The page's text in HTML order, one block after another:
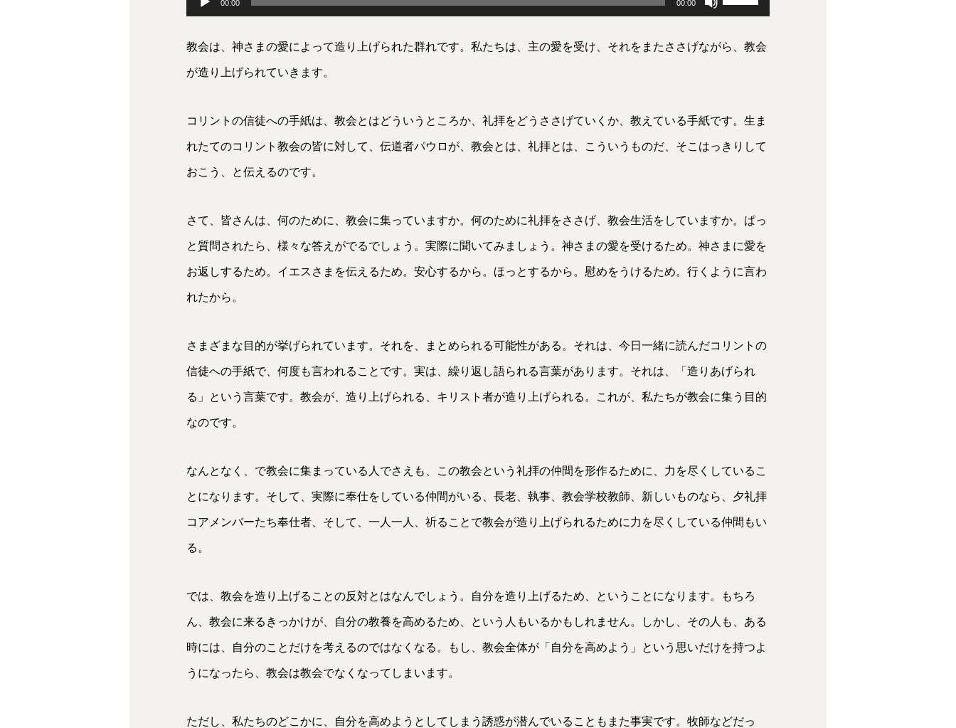
プ
レ
ヤ
ー
00:00 00:00
ュ
調
節
上
下
矢
教会は、神さまの愛によって造り上げられた群れです。私たちは、主の愛を受け、それをまたささげながら、教会
が造り上げられていきます。
コリントの信徒への手紙は、教会とはどういうところか、礼拝をどうささげていくか、教えている手紙です。生ま
れたてのコリント教会の皆に対して、伝道者パウロが、教会とは、礼拝とは、こういうものだ、そこはっきりして
おこう、と伝えるのです。
さて、皆さんは、何のために、教会に集っていますか。何のために礼拝をささげ、教会生活をしていますか。ぱっ
と質問されたら、様々な答えがでるでしょう。実際に聞いてみましょう。神さまの愛を受けるため。神さまに愛を
お返しするため。イエスさまを伝えるため。安心するから。ほっとするから。慰めをうけるため。行くように言わ
れたから。
さまざまな目的が挙げられています。それを、まとめられる可能性がある。それは、今日一緒に読んだコリントの
信徒への手紙で、何度も言われることです。実は、繰り返し語られる言葉があります。それは、「造りあげられ
る」という言葉です。教会が、造り上げられる、キリスト者が造り上げられる。これが、私たちが教会に集う目的
なのです。
なんとなく、で教会に集まっている人でさえも、この教会という礼拝の仲間を形作るために、力を尽くしているこ
とになります。そして、実際に奉仕をしている仲間がいる、長老、執事、教会学校教師、新しいものなら、夕礼拝
コアメンバーたち奉仕者、そして、一人一人、祈ることで教会が造り上げられるために力を尽くしている仲間もい
る。
では、教会を造り上げることの反対とはなんでしょう。自分を造り上げるため、ということになります。もちろ
ん、教会に来るきっかけが、自分の教養を高めるため、という人もいるかもしれません。しかし、その人も、ある
時には、自分のことだけを考えるのではなくなる。もし、教会全体が「自分を高めよう」という思いだけを持つよ
うになったら、教会は教会でなくなってしまいます。
ただし、私たちのどこかに、自分を高めようとしてしまう誘惑が潜んでいることもまた事実です。牧師などだっ